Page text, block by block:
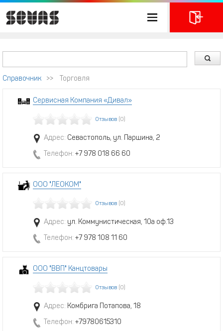
Справочник >> Торговля
Сервисная Компания «Дивал»
Отзывов (0)
Адрес: Севастополь, ул. Паршина, 2
Телефон: +7 978 018 66 60
ООО "ЛЕОКОМ"
Отзывов (0)
Адрес: ул. Коммунистическая, 10а оф.13
Телефон: +7 978 108 11 60
ООО "ВВП" Канцтовары
Отзывов (0)
Адрес: Комбрига Потапова, 18
Телефон: +79780615310